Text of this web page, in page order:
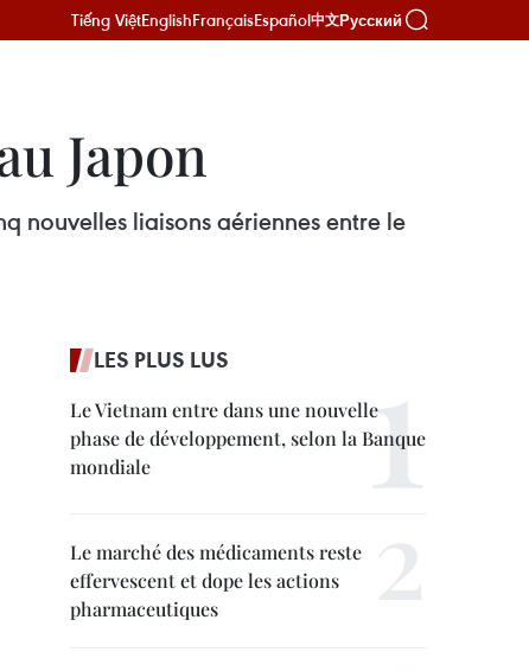
Tiếng ViệtEnglishFrançaisEspañol中文Русский
Japon
nouvelles liaisons aériennes entre le
LES PLUS LUS
Le Vietnam entre dans une nouvelle
phase de développement, selon la Banque
mondiale
Le marché des médicaments reste
effervescent et dope les actions
pharmaceutiques